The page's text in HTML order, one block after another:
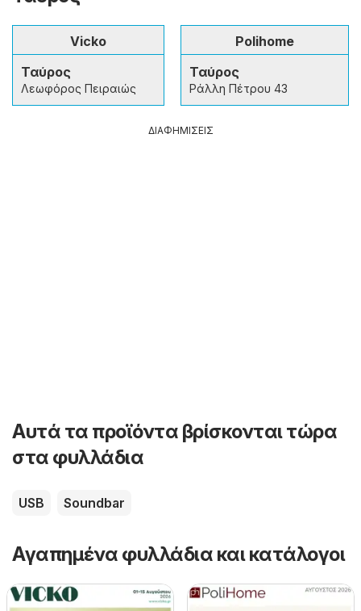
Vicko
Ταύρος
Λεωφόρος Πειραιώς
Polihome
Ταύρος
Ράλλη Πέτρου 43
ΔΙΑΦΗΜΙΣΕΙΣ
Αυτά τα προϊόντα βρίσκονται τώρα
στα φυλλάδια
USB Soundbar
Αγαπημένα φυλλάδια και κατάλογοι